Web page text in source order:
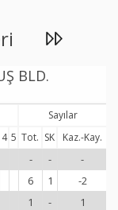
BLD.
Sayılar
4 5 Tot. SK Kaz.-Kay.
- - -
6 1 -2
1 - 1